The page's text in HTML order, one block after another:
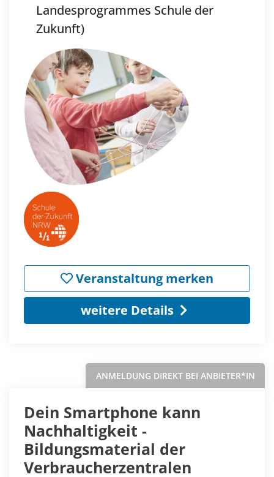
Landesprogrammes Schule der
Zukunft)
Veranstaltung merken
weitere Details
ANMELDUNG DIREKT BEI ANBIETER*IN
Dein Smartphone kann
Nachhaltigkeit -
Bildungsmaterial der
Verbraucherzentralen